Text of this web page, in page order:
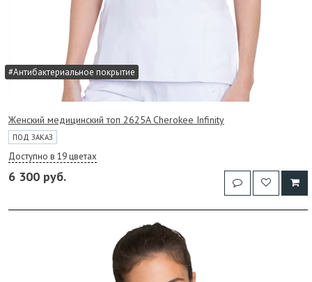
#Антибактериальное покрытие
Женский медицинский топ 2625A Cherokee Infinity
ПОД ЗАКАЗ
Доступно в 19 цветах
6 300 руб.